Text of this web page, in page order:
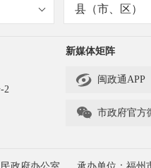
县（市、区）
2
新媒体矩阵
 闽政通APP
 市政府官方